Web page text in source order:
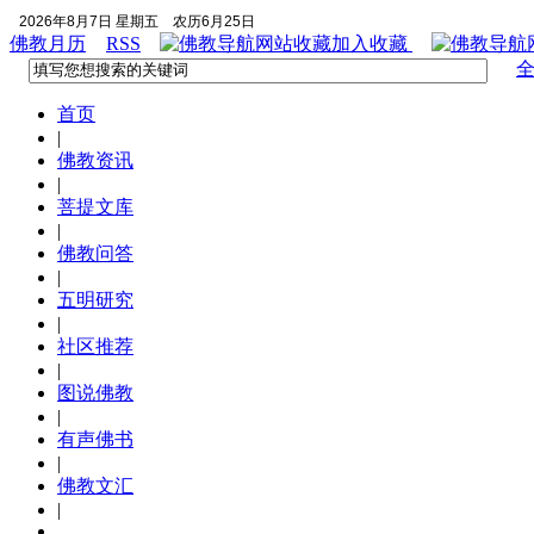
2026年8月7日 星期五 农历6月25日
佛教月历 RSS 加入收藏
首页
|
佛教资讯
|
菩提文库
|
佛教问答
|
五明研究
|
社区推荐
|
图说佛教
|
有声佛书
|
佛教文汇
|